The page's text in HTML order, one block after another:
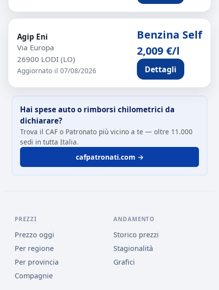
Agip Eni
Via Europa
26900 LODI (LO)
Aggiornato il 07/08/2026
Benzina Self
2,009 €/l
Dettagli
Hai spese auto o rimborsi chilometrici da
dichiarare?
Trova il CAF o Patronato più vicino a te — oltre 11.000
sedi in tutta Italia.
cafpatronati.com →
PREZZI
Prezzo oggi
Per regione
Per provincia
Compagnie
ANDAMENTO
Storico prezzi
Stagionalità
Grafici